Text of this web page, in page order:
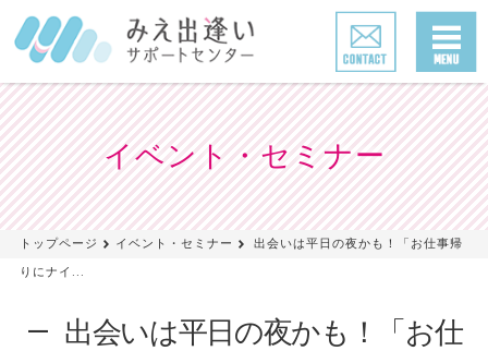
イベント・セミナー
トップページ イベント・セミナー
出会いは平日の夜かも！「お仕事帰
りにナイ...
出会いは平日の夜かも！「お仕